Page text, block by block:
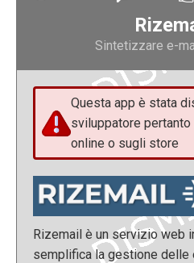
Sintetizzare e-
Questa app è stata
sviluppatore
online o sugli store
Rizemail è un servizio web
semplifica la gestione delle